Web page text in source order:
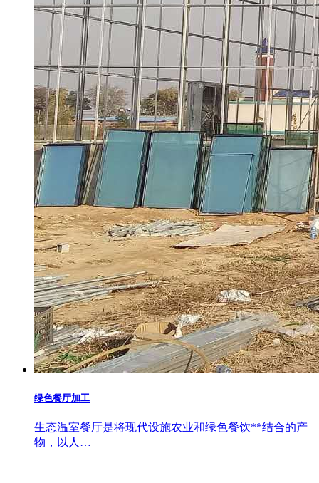
绿色餐厅加工
生态温室餐厅是将现代设施农业和绿色餐饮**结合的产
物，以人…